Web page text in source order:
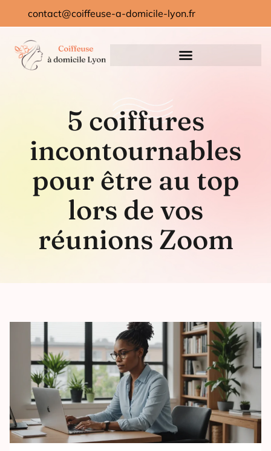
contact@coiffeuse-a-domicile-lyon.fr
5 coiffures
incontournables
pour être au top
lors de vos
réunions Zoom